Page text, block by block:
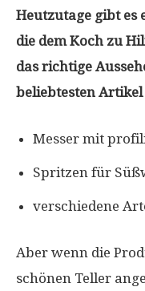
Heutzutage gibt es
die dem Koch zu
das richtige
beliebtesten Artikel
Messer mit
Spritzen für
verschiedene
Aber wenn die
schönen Teller